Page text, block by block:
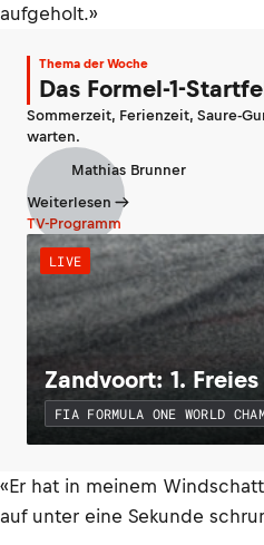
aufgeholt.»
Thema der Woche
Das Formel-1-
Sommerzeit, Ferienzeit, Saure-
warten.
Mathias Brunner
Weiterlesen
TV-Programm
LIVE
Zandvoort: 1.
FIA FORMULA ONE WORLD
«Er hat in meinem
auf unter eine Sekunde